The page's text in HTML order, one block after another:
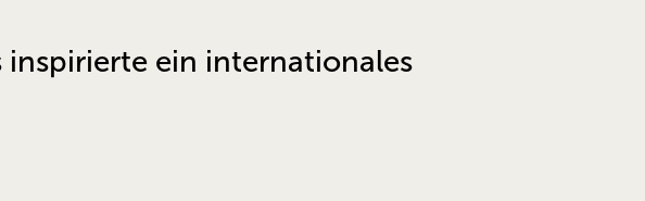
inspirierte ein internationales